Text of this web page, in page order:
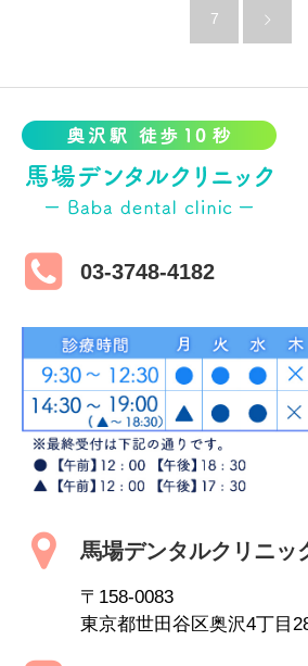
7
03-3748-4182
馬場デンタルクリニッ
〒158-0083
東京都世田谷区奥沢4丁目